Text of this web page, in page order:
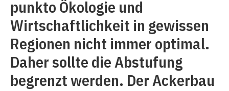
punkto Ökologie und
Wirtschaftlichkeit in gewissen
Regionen nicht immer optimal.
Daher sollte die Abstufung
begrenzt werden. Der Ackerbau